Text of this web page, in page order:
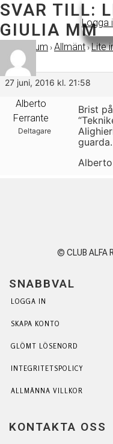
Logga
SVAR TILL:
GIULIA MM
› Forum › Allmänt › Lite
Giulia mm
27 juni, 2016 kl. 21:58
Alberto
Ferrante
Deltagare
Brist
Alberto
© CLUB ALFA
SNABBVAL
LOGGA IN
SKAPA KONTO
GLÖMT LÖSENORD
INTEGRITETSPOLICY
ALLMÄNNA VILLKOR
KONTAKTA OSS